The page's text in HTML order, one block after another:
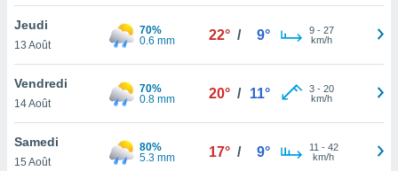
votre
Jeudi
13 Août
70%
0.6 mm
22° / 9° 9- 27
km/h
Vendredi
14 Août
70%
0.8 mm
20° / 11° 3- 20
km/h
Samedi
15 Août
80%
5.3 mm
17° / 9° 11 - 42
km/h